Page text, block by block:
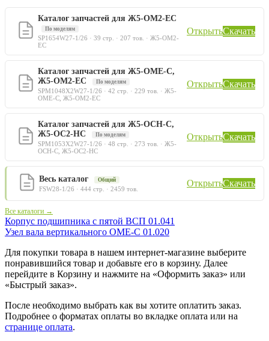
Каталог запчастей для Ж5-ОМ2-ЕС
По моделям
SP1654W27-1/26 · 39 стр. · 207 тов. · Ж5-ОМ2-
ЕС
ОткрытьСкачать
Каталог запчастей для Ж5-ОМЕ-С,
Ж5-ОМ2-ЕС
По моделям
SPM1048X2W27-1/26 · 42 стр. · 229 тов. · Ж5-
ОМЕ-С, Ж5-ОМ2-ЕС
ОткрытьСкачать
Каталог запчастей для Ж5-ОСН-С,
Ж5-ОС2-НС
По моделям
SPM1053X2W27-1/26 · 48 стр. · 273 тов. · Ж5-
ОСН-С, Ж5-ОС2-НС
ОткрытьСкачать
Весь каталог Общий
FSW28-1/26 · 444 стр. · 2459 тов.
ОткрытьСкачать
Все каталоги →
Корпус подшипника с пятой ВСП 01.041
Узел вала вертикального ОМЕ-С 01.020
Для покупки товара в нашем интернет-магазине выберите
понравившийся товар и добавьте его в корзину. Далее
перейдите в Корзину и нажмите на «Оформить заказ» или
«Быстрый заказ».
После необходимо выбрать как вы хотите оплатить заказ.
Подробнее о форматах оплаты во вкладке оплата или на
странице оплата.